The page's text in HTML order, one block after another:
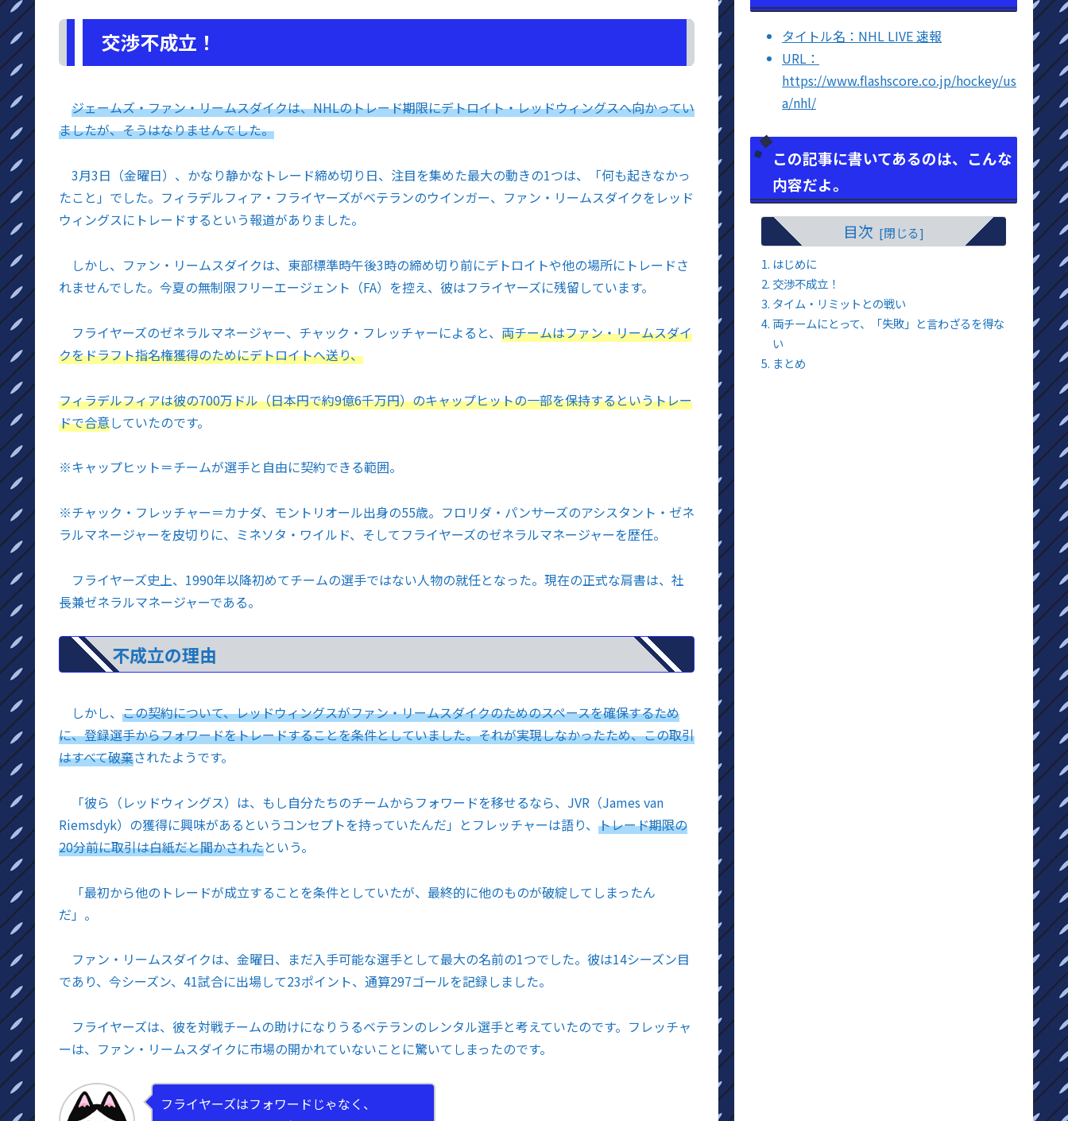
交渉不成立！
ジェームズ・ファン・リームスダイクは、NHLのトレード期限にデトロイト・レッドウィングスへ向かってい
ましたが、そうはなりませんでした。
3月3日（金曜日）、かなり静かなトレード締め切り日、注目を集めた最大の動きの1つは、「何も起きなかっ
たこと」でした。フィラデルフィア・フライヤーズがベテランのウインガー、ファン・リームスダイクをレッド
ウィングスにトレードするという報道がありました。
しかし、ファン・リームスダイクは、東部標準時午後3時の締め切り前にデトロイトや他の場所にトレードさ
れませんでした。今夏の無制限フリーエージェント（FA）を控え、彼はフライヤーズに残留しています。
フライヤーズのゼネラルマネージャー、チャック・フレッチャーによると、 両チームはファン・リームスダイ
クをドラフト指名権獲得のためにデトロイトへ送り、
フィラデルフィアは彼の700万ドル（日本円で約9億6千万円）のキャップヒットの一部を保持するというトレー
ドで合意していたのです。
※キャップヒット＝チームが選手と自由に契約できる範囲。
※チャック・フレッチャー＝カナダ、モントリオール出身の55歳。フロリダ・パンサーズのアシスタント・ゼネ
ラルマネージャーを皮切りに、ミネソタ・ワイルド、そしてフライヤーズのゼネラルマネージャーを歴任。
フライヤーズ史上、1990年以降初めてチームの選手ではない人物の就任となった。現在の正式な肩書は、社
長兼ゼネラルマネージャーである。
不成立の理由
しかし、 この契約について、レッドウィングスがファン・リームスダイクのためのスペースを確保するため
に、登録選手からフォワードをトレードすることを条件としていました。それが実現しなかったため、この取引
はすべて破棄されたようです。
「彼ら（レッドウィングス）は、もし自分たちのチームからフォワードを移せるなら、JVR（James van
Riemsdyk）の獲得に興味があるというコンセプトを持っていたんだ」とフレッチャーは語り、 トレード期限の
20分前に取引は白紙だと聞かされたという。
「最初から他のトレードが成立することを条件としていたが、最終的に他のものが破綻してしまったん
だ」。
ファン・リームスダイクは、金曜日、まだ入手可能な選手として最大の名前の1つでした。彼は14シーズン目
であり、今シーズン、41試合に出場して23ポイント、通算297ゴールを記録しました。
フライヤーズは、彼を対戦チームの助けになりうるベテランのレンタル選手と考えていたのです。フレッチャ
ーは、ファン・リームスダイクに市場の開かれていないことに驚いてしまったのです。
フライヤーズはフォワードじゃなく、
タイトル名：NHL LIVE 速報
URL：
https://www.flashscore.co.jp/hockey/us
a/nhl/
この記事に書いてあるのは、こんな
内容だよ。
目次
はじめに
交渉不成立！
タイム・リミットとの戦い
両チームにとって、「失敗」と言わざるを得な
い
まとめ